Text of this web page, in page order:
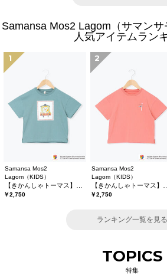
Samansa Mos2 Lagom（サマンサ
人気アイテムラン
1
Samansa Mos2
Lagom（KIDS）
￥2,750
2
Samansa Mos2
Lagom（KIDS）
￥2,750
ランキング一覧を見る
TOPICS
特集